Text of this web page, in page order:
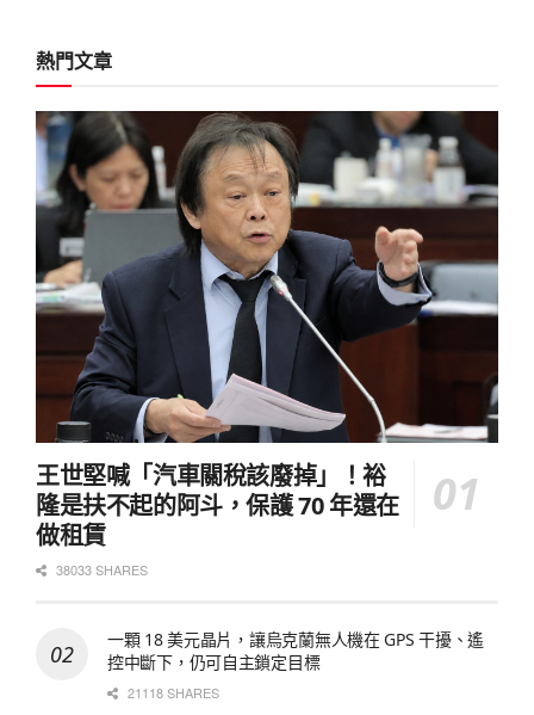
熱門文章
王世堅喊「汽車關稅該廢掉」！裕
隆是扶不起的阿斗，保護 70 年還在
做租賃
38033 SHARES
一顆 18 美元晶片，讓烏克蘭無人機在 GPS 干擾、遙
控中斷下，仍可自主鎖定目標
21118 SHARES